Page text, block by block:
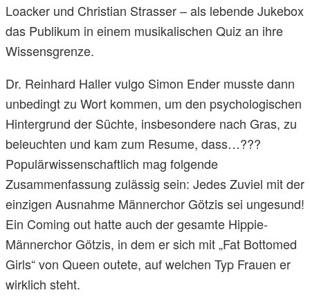
Loacker und Christian Strasser – als lebende Jukebox
das Publikum in einem musikalischen Quiz an ihre
Wissensgrenze.
Dr. Reinhard Haller vulgo Simon Ender musste dann
unbedingt zu Wort kommen, um den psychologischen
Hintergrund der Süchte, insbesondere nach Gras, zu
beleuchten und kam zum Resume, dass…???
Populärwissenschaftlich mag folgende
Zusammenfassung zulässig sein: Jedes Zuviel mit der
einzigen Ausnahme Männerchor Götzis sei ungesund!
Ein Coming out hatte auch der gesamte Hippie-
Männerchor Götzis, in dem er sich mit „Fat Bottomed
Girls“ von Queen outete, auf welchen Typ Frauen er
wirklich steht.